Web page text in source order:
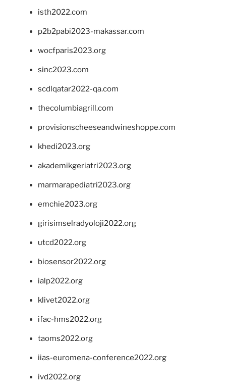
isth2022.com
p2b2pabi2023-makassar.com
wocfparis2023.org
sinc2023.com
scdlqatar2022-qa.com
thecolumbiagrill.com
provisionscheeseandwineshoppe.com
khedi2023.org
akademikgeriatri2023.org
marmarapediatri2023.org
emchie2023.org
girisimselradyoloji2022.org
utcd2022.org
biosensor2022.org
ialp2022.org
klivet2022.org
ifac-hms2022.org
taoms2022.org
iias-euromena-conference2022.org
ivd2022.org